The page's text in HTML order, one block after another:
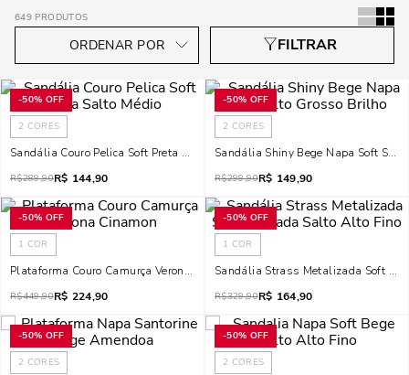
649 PRODUTOS
-50% OFF
2 CORES
Sandália Couro Pelica Soft Preta Salto Médio
R$289,90R$ 144,90
-50% OFF
2 CORES
Sandália Shiny Bege Napa Soft
R$299,90R$ 149,90
-50% OFF
1 COR
Plataforma Couro Camurça Verona Cinamon
R$449,90R$ 224,90
-50% OFF
1 COR
Sandália Strass Metalizada Soft
R$329,90R$ 164,90
-50% OFF
2 CORES
-50% OFF
2 CORES